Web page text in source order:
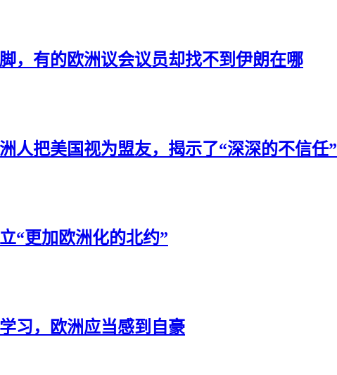
，有的欧洲议会议员却找不到伊朗在哪
人把美国视为盟友，揭示了“深深的不信任”
“更加欧洲化的北约”
习，欧洲应当感到自豪